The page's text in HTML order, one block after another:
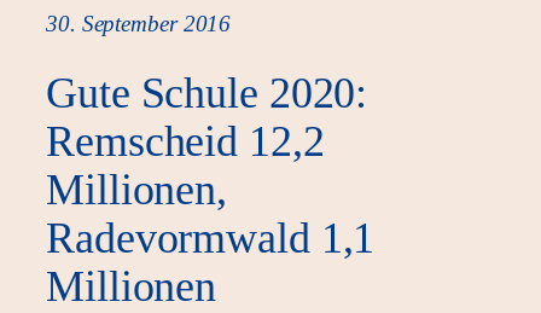
30. September 2016
Gute Schule 2020:
Remscheid 12,2
Millionen,
Radevormwald 1,1
Millionen